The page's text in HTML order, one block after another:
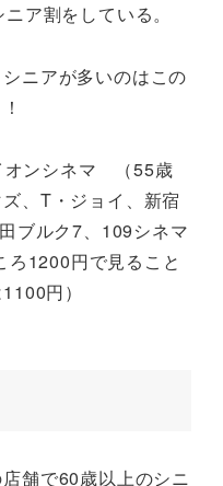
ア割をしている。
ニアが多いのはこの
オンシネマ （55歳
、T・ジョイ、新宿
ブルク7、109シネマ
ろ1200円で見ること
円）
舗で60歳以上のシニ